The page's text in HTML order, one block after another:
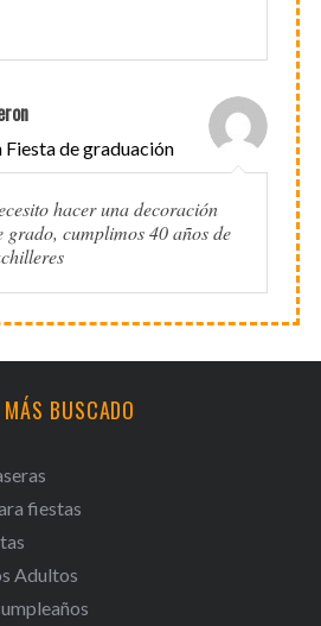
de graduación
hacer una decoración
grado, cumplimos 40 años de
BUSCADO
fiestas
Adultos